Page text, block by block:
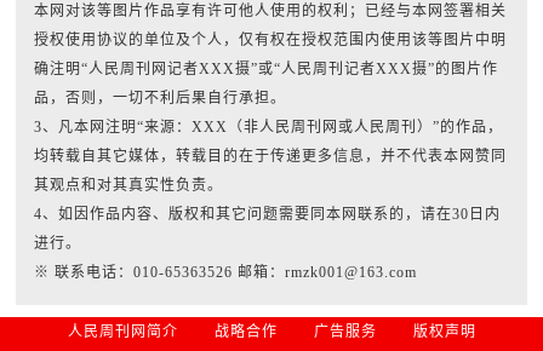
本网对该等图片作品享有许可他人使用的权利；已经与本网签署相关
授权使用协议的单位及个人，仅有权在授权范围内使用该等图片中明
确注明“人民周刊网记者XXX摄”或“人民周刊记者XXX摄”的图片作
品，否则，一切不利后果自行承担。
3、凡本网注明“来源：XXX（非人民周刊网或人民周刊）”的作品，
均转载自其它媒体，转载目的在于传递更多信息，并不代表本网赞同
其观点和对其真实性负责。
4、如因作品内容、版权和其它问题需要同本网联系的，请在30日内
进行。
※ 联系电话：010-65363526 邮箱：rmzk001@163.com
人民周刊网简介 战略合作 广告服务 版权声明